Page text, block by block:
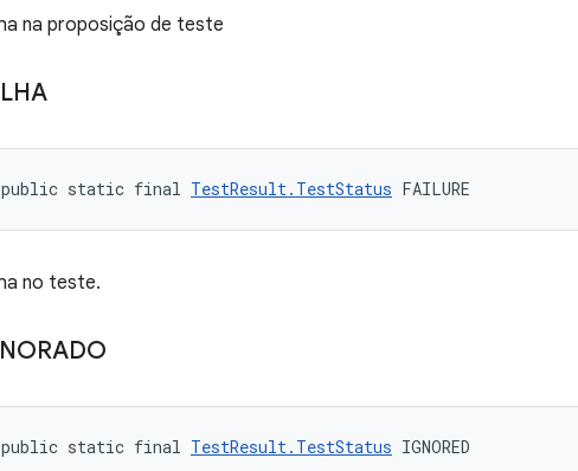
na proposição de teste
public static final TestResult.TestStatus FAILURE
no teste.
public static final TestResult.TestStatus IGNORED